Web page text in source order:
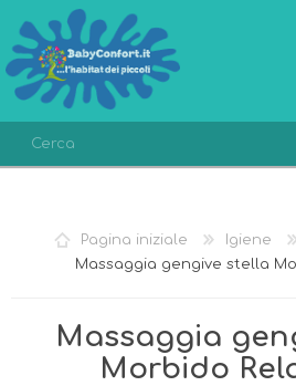
LISTA DEI DESIDERI
Pagina iniziale Igiene
Massaggia gengive stella
Massaggia
Morbido